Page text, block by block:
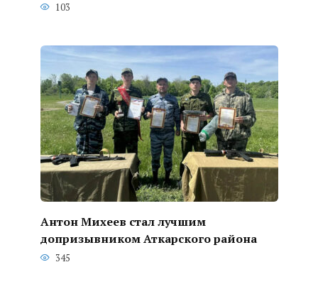
103
Антон Михеев стал лучшим
допризывником Аткарского района
345